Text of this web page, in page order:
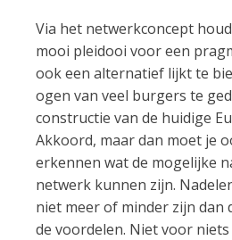
Via het netwerkconcept
mooi pleidooi voor een
ook een alternatief lijkt te
ogen van veel burgers te
constructie van de huidige
Akkoord, maar dan moet je
erkennen wat de mogelijke
netwerk kunnen zijn.
niet meer of minder zijn dan
de voordelen. Niet voor